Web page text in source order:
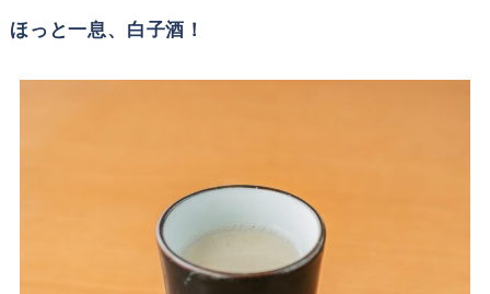
ほっと一息、白子酒！